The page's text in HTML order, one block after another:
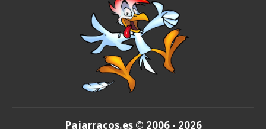
Pajarracos.es © 2006 - 2026